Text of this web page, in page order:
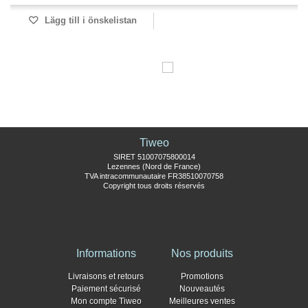
Lägg till i önskelistan
Tiweo
SIRET 51007075800014
Lezennes (Nord de France)
TVA intracommunautaire FR38510070758
Copyright tous droits réservés
Informations
Livraisons et retours
Paiement sécurisé
Mon compte Tiweo
Nos produits
Promotions
Nouveautés
Meilleures ventes